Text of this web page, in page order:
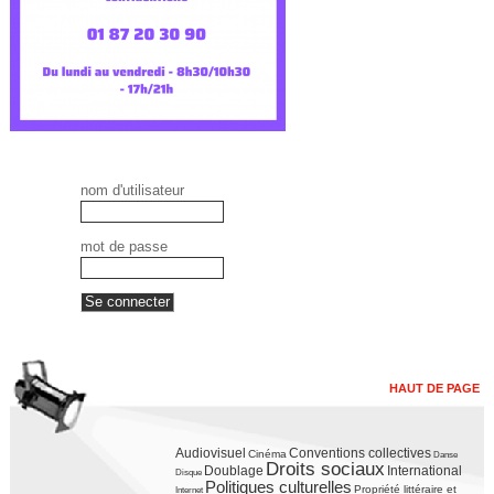
nom d'utilisateur
mot de passe
HAUT DE PAGE
Audiovisuel Cinéma Conventions collectives Danse
Disque Doublage Droits sociaux International
Internet Politiques culturelles Propriété littéraire et